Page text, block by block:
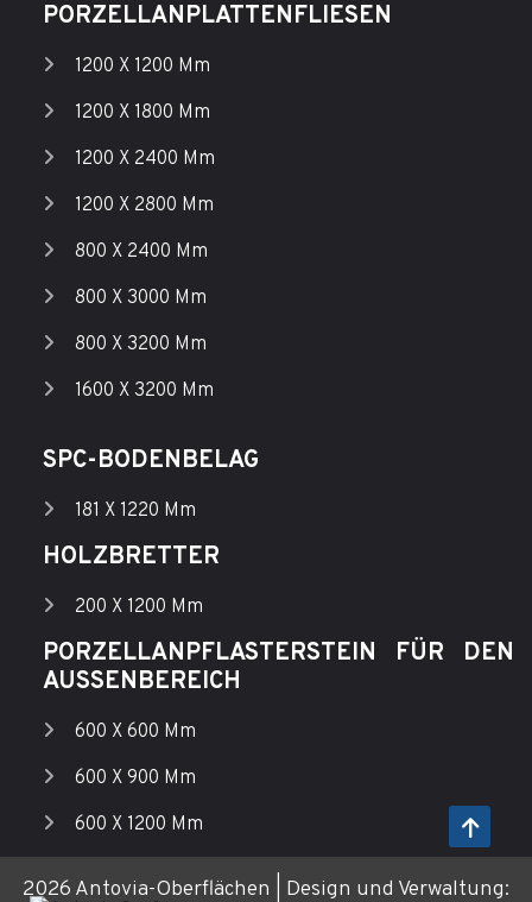
PORZELLANPLATTENFLIESEN
1200 X 1200 Mm
1200 X 1800 Mm
1200 X 2400 Mm
1200 X 2800 Mm
800 X 2400 Mm
800 X 3000 Mm
800 X 3200 Mm
1600 X 3200 Mm
SPC-BODENBELAG
181 X 1220 Mm
HOLZBRETTER
200 X 1200 Mm
PORZELLANPFLASTERSTEIN FÜR DEN
AUSSENBEREICH
600 X 600 Mm
600 X 900 Mm
600 X 1200 Mm
2026 Antovia-Oberflächen | Design und Verwaltung: